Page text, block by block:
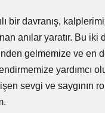
bir davranış,
anılar yaratır. Bu iki
gelmemize ve en
yardımcı
sevgi ve saygının